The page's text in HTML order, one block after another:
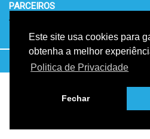
Este site usa cookies para
obtenha a melhor
Politica de Privacidade
Fechar
PARCEIROS